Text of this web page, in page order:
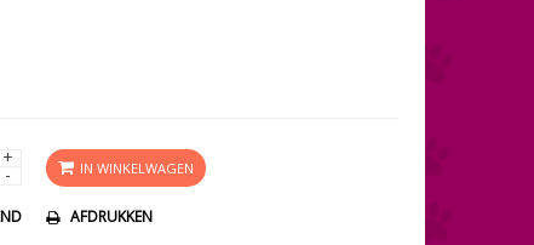
+
- IN WINKELWAGEN
AFDRUKKEN